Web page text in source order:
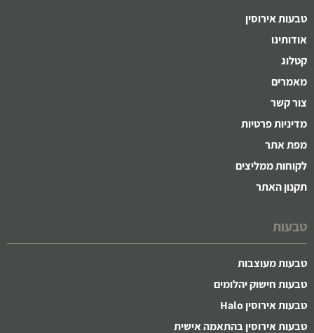
טבעות אירוסין
אודותינו
קטלוג
מאמרים
צור קשר
מדיניות פרטיות
מפת אתר
לקוחות ממליצים
תקנון האתר
טבעות
טבעות מעוצבות
טבעות חישוק יהלומים
טבעות אירוסין Halo
טבעות אירוסין בהתאמה אישית